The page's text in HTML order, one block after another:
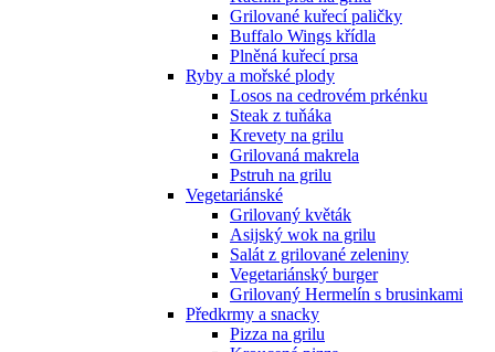
Grilované kuřecí paličky
Buffalo Wings křídla
Plněná kuřecí prsa
Ryby a mořské plody
Losos na cedrovém prkénku
Steak z tuňáka
Krevety na grilu
Grilovaná makrela
Pstruh na grilu
Vegetariánské
Grilovaný květák
Asijský wok na grilu
Salát z grilované zeleniny
Vegetariánský burger
Grilovaný Hermelín s brusinkami
Předkrmy a snacky
Pizza na grilu